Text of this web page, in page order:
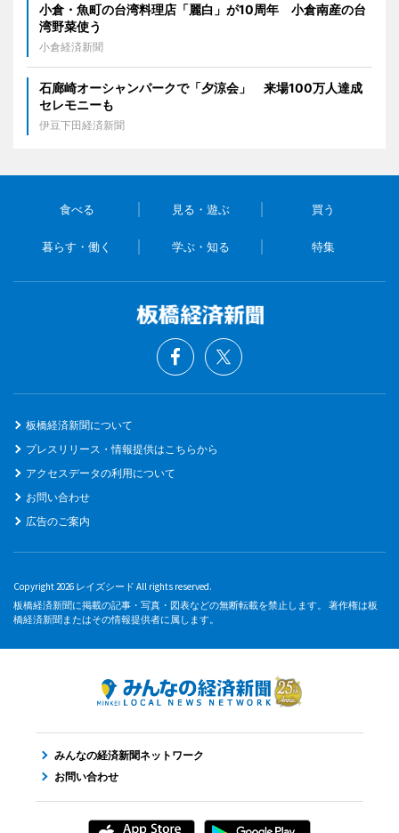
小倉・魚町の台湾料理店「麗白」が10周年 小倉南産の台
湾野菜使う
小倉経済新聞
石廊崎オーシャンパークで「夕涼会」 来場100万人達成
セレモニーも
伊豆下田経済新聞
食べる 見る・遊ぶ 買う
暮らす・働く 学ぶ・知る 特集
板橋経済新聞について
プレスリリース・情報提供はこちらから
アクセスデータの利用について
お問い合わせ
広告のご案内
Copyright 2026 レイズシード All rights reserved.
板橋経済新聞に掲載の記事・写真・図表などの無断転載を禁止します。 著作権は板
橋経済新聞またはその情報提供者に属します。
みんなの経済新聞ネットワーク
お問い合わせ